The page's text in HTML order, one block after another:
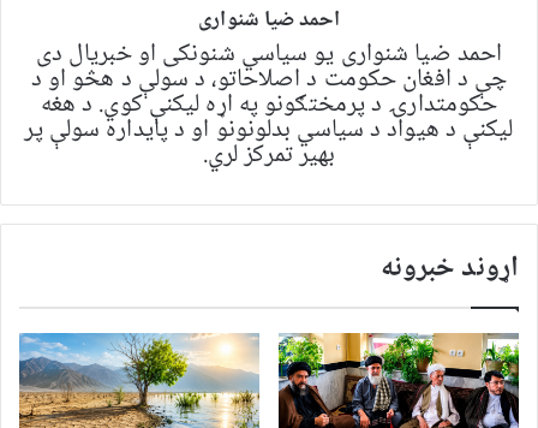
احمد ضیا شنواری
احمد ضیا شنواری یو سياسي شنونکی او خبریال دی
چې د افغان حکومت د اصلاحاتو، د سولې د هڅو او د
حکومتدارۍ د پرمختګونو په اړه لیکنې کوي. د هغه
لیکنې د هیواد د سیاسي بدلونونو او د پایداره سولې پر
بهیر تمرکز لري.
اړوند خبرونه